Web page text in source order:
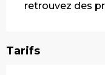
retrouvez des
Tarifs